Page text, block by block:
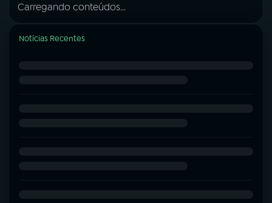
Carregando conteúdos...
Notícias Recentes